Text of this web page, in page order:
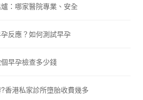
：哪家醫院專業、安全
反應？如何測試早孕
早孕檢查多少錢
香港私家診所墮胎收費幾多